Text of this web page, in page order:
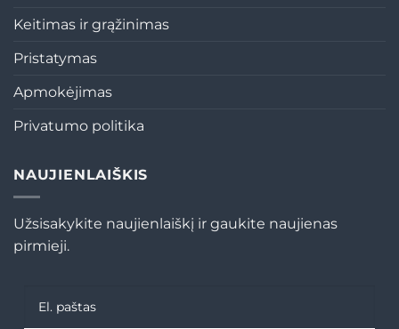
Keitimas ir grąžinimas
Pristatymas
Apmokėjimas
Privatumo politika
NAUJIENLAIŠKIS
Užsisakykite naujienlaiškį ir gaukite naujienas
pirmieji.